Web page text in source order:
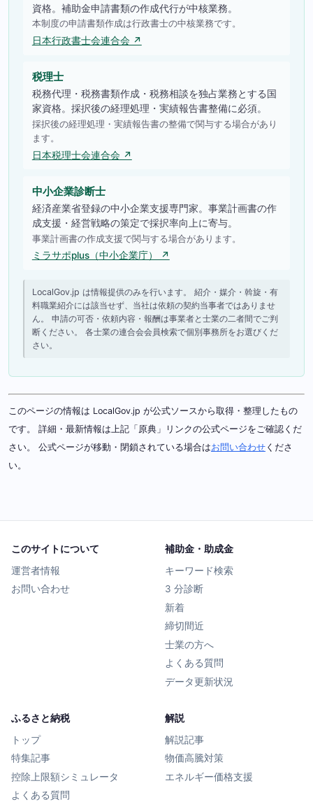
資格。補助金申請書類の作成代行が中核業務。
本制度の申請書類作成は行政書士の中核業務です。
日本行政書士会連合会 ↗
税理士
税務代理・税務書類作成・税務相談を独占業務とする国
家資格。採択後の経理処理・実績報告書整備に必須。
採択後の経理処理・実績報告書の整備で関与する場合があり
ます。
日本税理士会連合会 ↗
中小企業診断士
経済産業省登録の中小企業支援専門家。事業計画書の作
成支援・経営戦略の策定で採択率向上に寄与。
事業計画書の作成支援で関与する場合があります。
ミラサポplus（中小企業庁） ↗
LocalGov.jp は情報提供のみを行います。 紹介・媒介・斡旋・有
料職業紹介には該当せず、当社は依頼の契約当事者ではありませ
ん。 申請の可否・依頼内容・報酬は事業者と士業の二者間でご判
断ください。 各士業の連合会会員検索で個別事務所をお選びくだ
さい。
このページの情報は LocalGov.jp が公式ソースから取得・整理したもの
です。 詳細・最新情報は上記「原典」リンクの公式ページをご確認くだ
さい。 公式ページが移動・閉鎖されている場合はお問い合わせ くださ
い。
このサイトについて
運営者情報
お問い合わせ
補助金・助成金
キーワード検索
3 分診断
新着
締切間近
士業の方へ
よくある質問
データ更新状況
ふるさと納税
トップ
特集記事
控除上限額シミュレータ
よくある質問
解説
解説記事
物価高騰対策
エネルギー価格支援